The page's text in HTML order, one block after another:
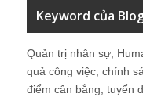
Keyword của
Quản trị nhân sự,
quả công việc, chính
điểm cân bằng, tuyển